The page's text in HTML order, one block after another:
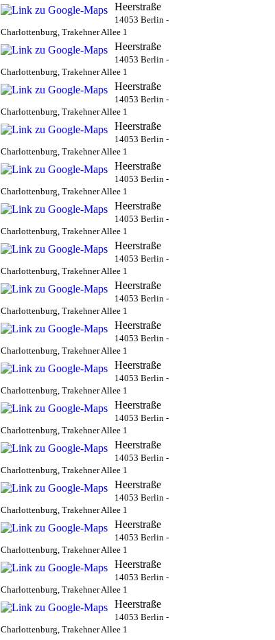
Heerstraße
14053 Berlin -
Charlottenburg, Trakehner Allee 1
Heerstraße
14053 Berlin -
Charlottenburg, Trakehner Allee 1
Heerstraße
14053 Berlin -
Charlottenburg, Trakehner Allee 1
Heerstraße
14053 Berlin -
Charlottenburg, Trakehner Allee 1
Heerstraße
14053 Berlin -
Charlottenburg, Trakehner Allee 1
Heerstraße
14053 Berlin -
Charlottenburg, Trakehner Allee 1
Heerstraße
14053 Berlin -
Charlottenburg, Trakehner Allee 1
Heerstraße
14053 Berlin -
Charlottenburg, Trakehner Allee 1
Heerstraße
14053 Berlin -
Charlottenburg, Trakehner Allee 1
Heerstraße
14053 Berlin -
Charlottenburg, Trakehner Allee 1
Heerstraße
14053 Berlin -
Charlottenburg, Trakehner Allee 1
Heerstraße
14053 Berlin -
Charlottenburg, Trakehner Allee 1
Heerstraße
14053 Berlin -
Charlottenburg, Trakehner Allee 1
Heerstraße
14053 Berlin -
Charlottenburg, Trakehner Allee 1
Heerstraße
14053 Berlin -
Charlottenburg, Trakehner Allee 1
Heerstraße
14053 Berlin -
Charlottenburg, Trakehner Allee 1